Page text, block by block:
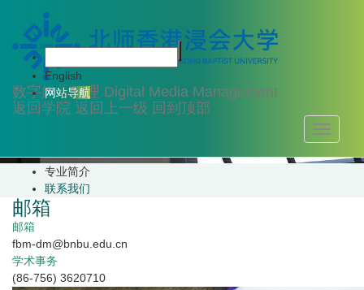
数字媒体管理 Digital Media Management
返回学院 返回上一级 回到顶部
English
网站导航
Toggle
专业简介
联系我们
邮箱
邮箱
fbm-dm@bnbu.edu.cn
学术事务
(86-756) 3620710